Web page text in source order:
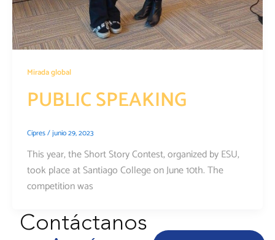
Mirada global
PUBLIC SPEAKING
Cipres/junio 29, 2023
This year, the Short Story Contest, organized by ESU,
took place at Santiago College on June 10th. The
competition was
Contáctanos